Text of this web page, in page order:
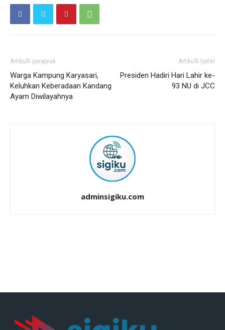
Artikulli paraprak
Warga Kampung Karyasari,
Keluhkan Keberadaan Kandang
Ayam Diwilayahnya
Artikulli tjetër
Presiden Hadiri Hari Lahir ke-
93 NU di JCC
adminsigiku.com